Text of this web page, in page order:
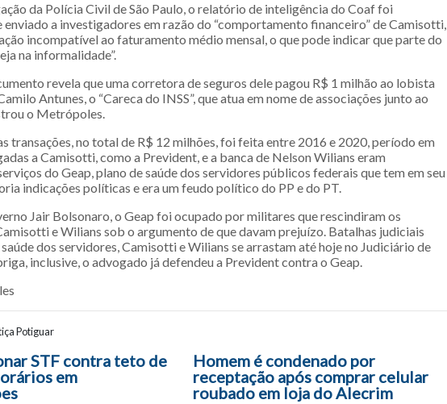
da Polícia Civil de São Paulo, o relatório de inteligência do Coaf foi
a investigadores em razão do “comportamento financeiro” de Camisotti,
incompatível ao faturamento médio mensal, o que pode indicar que parte do
na informalidade”.
revela que uma corretora de seguros dele pagou R$ 1 milhão ao lobista
Antunes, o “Careca do INSS”, que atua em nome de associações junto ao
o Metrópoles.
transações, no total de R$ 12 milhões, foi feita entre 2016 e 2020, período em
a Camisotti, como a Prevident, e a banca de Nelson Wilians eram
do Geap, plano de saúde dos servidores públicos federais que tem em seu
indicações políticas e era um feudo político do PP e do PT.
Jair Bolsonaro, o Geap foi ocupado por militares que rescindiram os
e Wilians sob o argumento de que davam prejuízo. Batalhas judiciais
dos servidores, Camisotti e Wilians se arrastam até hoje no Judiciário de
inclusive, o advogado já defendeu a Prevident contra o Geap.
Potiguar
entre posts
STF contra teto de
em
Homem é condenado por
receptação após comprar celular
roubado em loja do Alecrim